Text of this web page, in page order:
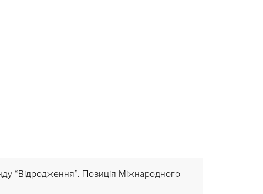
“Відродження”. Позиція Міжнародного